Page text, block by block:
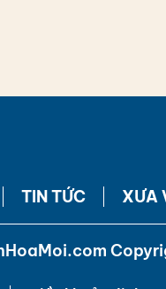
TIN TỨC XƯA